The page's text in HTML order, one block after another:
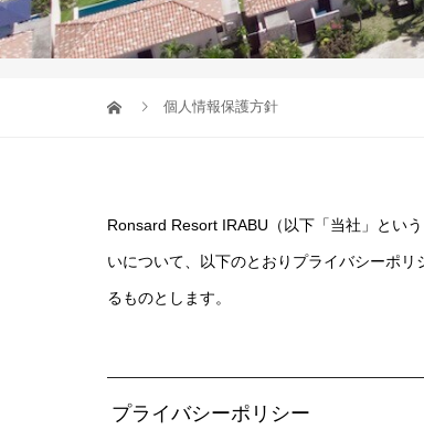
個人情報保護方針
Ronsard Resort IRABU（以下「当社」とい
いについて、以下のとおりプライバシーポ
るものとします。
プライバシーポリシー